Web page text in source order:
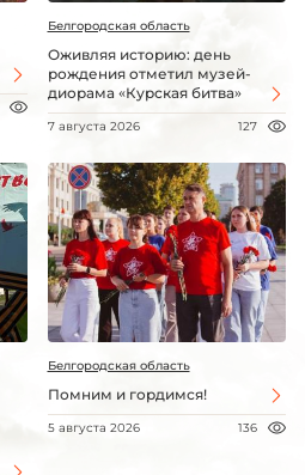
Белгородская область
Оживляя историю: день
рождения отметил музей-
диорама «Курская битва»
7 августа 2026 127
Белгородская область
Помним и гордимся!
5 августа 2026 136